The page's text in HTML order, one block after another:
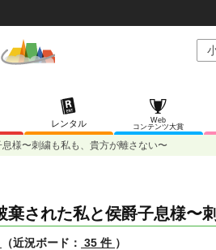
レンタル
Web
コンテンツ大賞
様〜刺繍も私も、貴方が離さない〜
棄された私と侯爵子息様〜
（近況ボード： 35 件 ）